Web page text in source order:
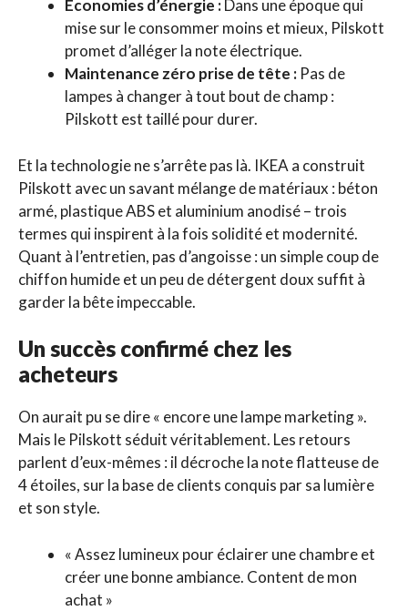
Économies d’énergie : Dans une époque qui
mise sur le consommer moins et mieux, Pilskott
promet d’alléger la note électrique.
Maintenance zéro prise de tête : Pas de
lampes à changer à tout bout de champ :
Pilskott est taillé pour durer.
Et la technologie ne s’arrête pas là. IKEA a construit
Pilskott avec un savant mélange de matériaux : béton
armé, plastique ABS et aluminium anodisé – trois
termes qui inspirent à la fois solidité et modernité.
Quant à l’entretien, pas d’angoisse : un simple coup de
chiffon humide et un peu de détergent doux suffit à
garder la bête impeccable.
Un succès confirmé chez les
acheteurs
On aurait pu se dire « encore une lampe marketing ».
Mais le Pilskott séduit véritablement. Les retours
parlent d’eux-mêmes : il décroche la note flatteuse de
4 étoiles, sur la base de clients conquis par sa lumière
et son style.
« Assez lumineux pour éclairer une chambre et
créer une bonne ambiance. Content de mon
achat »